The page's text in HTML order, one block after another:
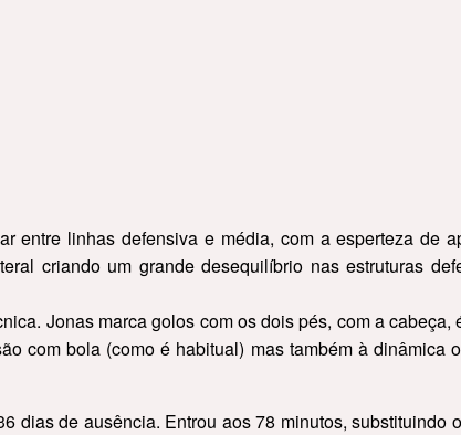
entre linhas defensiva e média, com a esperteza de
criando um grande desequilíbrio nas estruturas
Jonas marca golos com os dois pés, com a cabeça,
com bola (como é habitual) mas também à dinâmica
dias de ausência. Entrou aos 78 minutos, substituindo